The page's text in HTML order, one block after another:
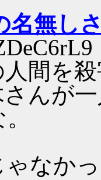
名無し
間を
んが
ゃなか